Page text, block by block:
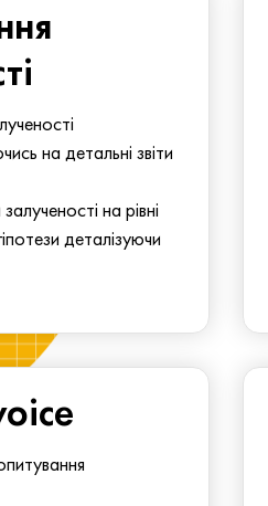
на детальні звіти
на рівні
деталізуючи